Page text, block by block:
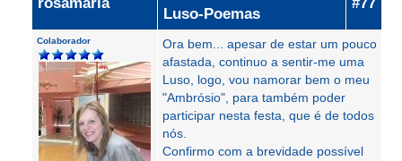
Luso-Poemas
Colaborador
Ora bem... apesar de estar um pouco
afastada, continuo a sentir-me uma
Luso, logo, vou namorar bem o meu
"Ambrósio", para também poder
participar nesta festa, que é de todos
nós.
Confirmo com a brevidade possível